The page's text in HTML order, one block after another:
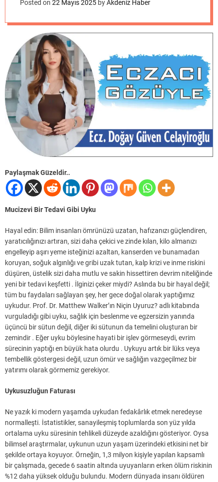
Posted on 22 Mayıs 2025 byAkdeniz Haber
Paylaşmak Güzeldir..
Mucizevi Bir Tedavi Gibi Uyku
Hayal edin: Bilim insanları ömrünüzü uzatan, hafızanızı güçlendiren,
yaratıcılığınızı artıran, sizi daha çekici ve zinde kılan, kilo almanızı
engelleyip aşırı yeme isteğinizi azaltan, kanserden ve bunamadan
koruyan, soğuk algınlığı ve gribi uzak tutan, kalp krizi ve inme riskini
düşüren, üstelik sizi daha mutlu ve sakin hissettiren devrim niteliğinde
yeni bir tedavi keşfetti . İlginizi çeker miydi? Aslında bu bir hayal değil;
tüm bu faydaları sağlayan şey, her gece doğal olarak yaptığımız
uykudur. Prof. Dr. Matthew Walker’ın Niçin Uyuruz? adlı kitabında
vurguladığı gibi uyku, sağlık için beslenme ve egzersizin yanında
üçüncü bir sütun değil, diğer iki sütunun da temelini oluşturan bir
zemindir . Eğer uyku böylesine hayati bir işlev görmeseydi, evrim
sürecinin yaptığı en büyük hata olurdu . Uykuyu artık bir lüks veya
tembellik göstergesi değil, uzun ömür ve sağlığın vazgeçilmez bir
yatırımı olarak görmemiz gerekiyor.
Uykusuzluğun Faturası
Ne yazık ki modern yaşamda uykudan fedakârlık etmek neredeyse
normalleşti. İstatistikler, sanayileşmiş toplumlarda son yüz yılda
ortalama uyku süresinin tehlikeli düzeyde azaldığını gösteriyor. Oysa
bilimsel araştırmalar, uykunun uzun yaşam üzerindeki etkisini net bir
şekilde ortaya koyuyor. Örneğin, 1,3 milyon kişiyle yapılan kapsamlı
bir çalışmada, gecede 6 saatin altında uyuyanların erken ölüm riskinin
%12 daha yüksek olduğu bulundu. Modern dünyada insanı öldüren